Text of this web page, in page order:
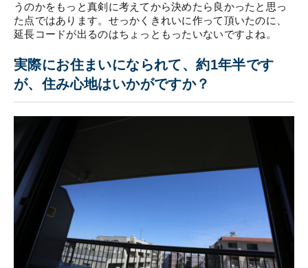
うのかをもっと真剣に考えてから決めたら良かったと思っ
た点ではあります。せっかくきれいに作って頂いたのに、
延長コードが出るのはちょっともったいないですよね。
実際にお住まいになられて、約1年半です
が、住み心地はいかがですか？